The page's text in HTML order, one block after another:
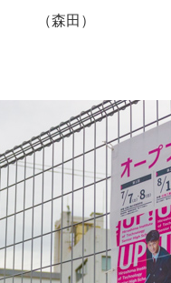
（森田）